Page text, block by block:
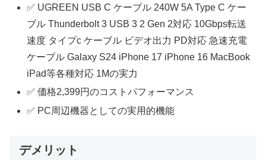
✅ UGREEN USB C ケーブル 240W 5A Type C ケー
ブル Thunderbolt 3 USB 3 2 Gen 2対応 10Gbps転送
速度 タイプc ケーブル ビデオ出力 PD対応 急速充電
ケーブル Galaxy S24 iPhone 17 iPhone 16 MacBook
iPad等各種対応 1Mの実力
✅ 価格2,399円のコストパフォーマンス
✅ PC周辺機器としての実用的機能
デメリット